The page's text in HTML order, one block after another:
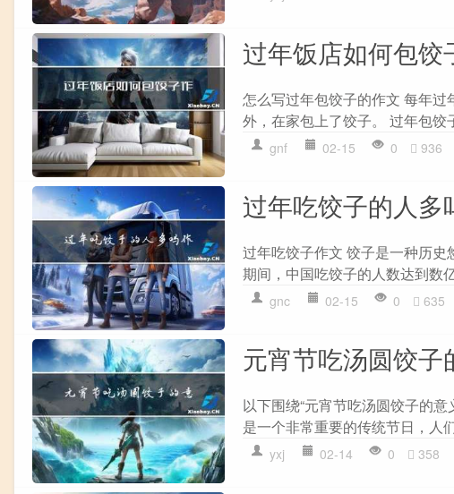
过年饭店如何包饺
怎么写过年包饺子的作文 每年
外，在家包上了饺子。 过年包
gnf 02-15 0 936
过年吃饺子的人多
过年吃饺子作文 饺子是一种历史
期间，中国吃饺子的人数达到数
gnc 02-15 0 635
元宵节吃汤圆饺子
以下围绕“元宵节吃汤圆饺子的
是一个非常重要的传统节日，人
yxj 02-14 0 358